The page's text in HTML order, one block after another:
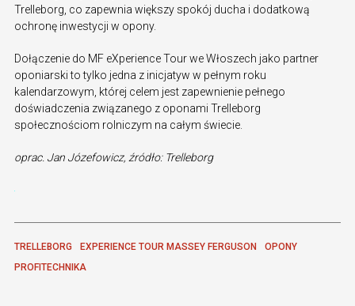
Trelleborg, co zapewnia większy spokój ducha i dodatkową
ochronę inwestycji w opony.
Dołączenie do MF eXperience Tour we Włoszech jako partner
oponiarski to tylko jedna z inicjatyw w pełnym roku
kalendarzowym, której celem jest zapewnienie pełnego
doświadczenia związanego z oponami Trelleborg
społecznościom rolniczym na całym świecie.
oprac. Jan Józefowicz, źródło: Trelleborg
TRELLEBORG EXPERIENCE TOUR MASSEY FERGUSON
OPONY
PROFITECHNIKA